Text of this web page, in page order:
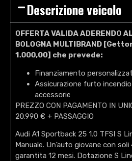
Descrizione veicolo
OFFERTA VALIDA ADERENDO
BOLOGNA MULTIBRAND
1.000,00] che prevede:
Finanziamento
Assicurazione furto incendio
accessorie
PREZZO CON PAGAMENTO IN
20.990 € + PASSAGGIO
Audi A1 Sportback 25 1.0 TFSI S
Manuale. Un’auto giovane con soli
garantita 12 mesi. Dotazione S